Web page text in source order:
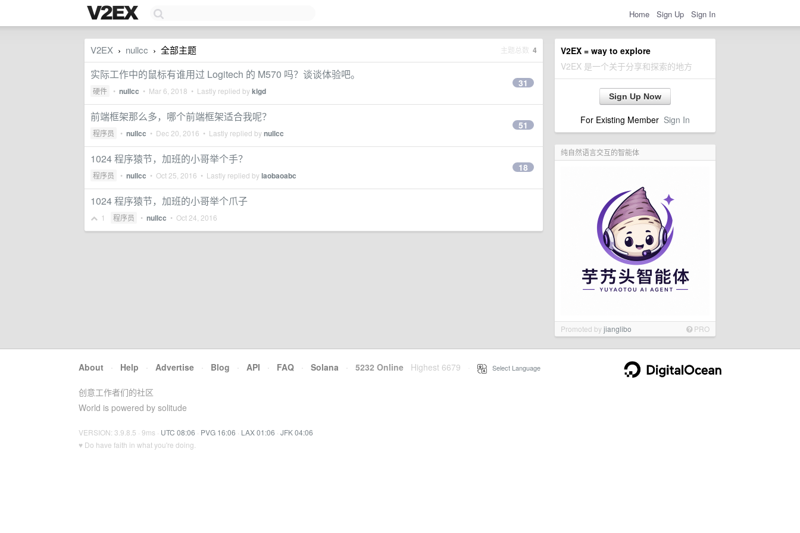
Home Sign Up Sign In
V2EX = way to explore
V2EX 是一个关于分享和探索的地方
Sign Up Now
For Existing Member Sign In
纯自然语言交互的智能体
Promoted byjianglibo PRO
V2EX › nullcc › 全部主题 主题总数 4
实际工作中的鼠标有谁用过 Logitech 的 M570 吗？谈谈体验吧。
硬件 • nullcc • Mar 6, 2018 • Lastly replied byklgd
31
前端框架那么多，哪个前端框架适合我呢？
程序员 • nullcc • Dec 20, 2016 • Lastly replied bynullcc
51
1024 程序猿节，加班的小哥举个手？
程序员 • nullcc • Oct 25, 2016 • Lastly replied bylaobaoabc
18
1024 程序猿节，加班的小哥举个爪子
1 程序员 • nullcc • Oct 24, 2016
About · Help · Advertise · Blog · API · FAQ · Solana · 5232 Online Highest 6679 Select Language
创意工作者们的社区
World is powered by solitude
VERSION: 3.9.8.5 · 9ms · UTC 08:06 · PVG 16:06 · LAX 01:06 · JFK 04:06
♥ Do have faith in what you're doing.